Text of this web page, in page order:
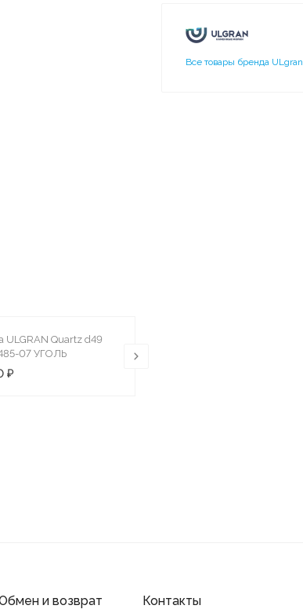
Quartz d49
07 УГОЛЬ
₽
Все товары бренда ULgran
и возврат Контакты